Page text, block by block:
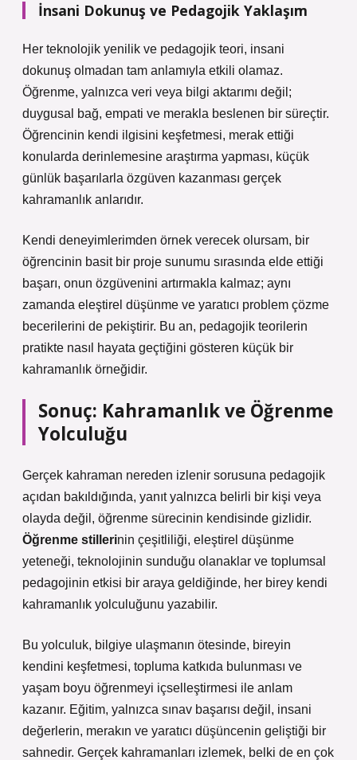
İnsani Dokunuş ve Pedagojik Yaklaşım
Her teknolojik yenilik ve pedagojik teori, insani
dokunuş olmadan tam anlamıyla etkili olamaz.
Öğrenme, yalnızca veri veya bilgi aktarımı değil;
duygusal bağ, empati ve merakla beslenen bir süreçtir.
Öğrencinin kendi ilgisini keşfetmesi, merak ettiği
konularda derinlemesine araştırma yapması, küçük
günlük başarılarla özgüven kazanması gerçek
kahramanlık anlarıdır.
Kendi deneyimlerimden örnek verecek olursam, bir
öğrencinin basit bir proje sunumu sırasında elde ettiği
başarı, onun özgüvenini artırmakla kalmaz; aynı
zamanda eleştirel düşünme ve yaratıcı problem çözme
becerilerini de pekiştirir. Bu an, pedagojik teorilerin
pratikte nasıl hayata geçtiğini gösteren küçük bir
kahramanlık örneğidir.
Sonuç: Kahramanlık ve Öğrenme
Yolculuğu
Gerçek kahraman nereden izlenir sorusuna pedagojik
açıdan bakıldığında, yanıt yalnızca belirli bir kişi veya
olayda değil, öğrenme sürecinin kendisinde gizlidir.
Öğrenme stillerinin çeşitliliği, eleştirel düşünme
yeteneği, teknolojinin sunduğu olanaklar ve toplumsal
pedagojinin etkisi bir araya geldiğinde, her birey kendi
kahramanlık yolculuğunu yazabilir.
Bu yolculuk, bilgiye ulaşmanın ötesinde, bireyin
kendini keşfetmesi, topluma katkıda bulunması ve
yaşam boyu öğrenmeyi içselleştirmesi ile anlam
kazanır. Eğitim, yalnızca sınav başarısı değil, insani
değerlerin, merakın ve yaratıcı düşüncenin geliştiği bir
sahnedir. Gerçek kahramanları izlemek, belki de en çok